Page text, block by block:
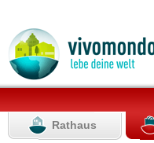
Rathaus